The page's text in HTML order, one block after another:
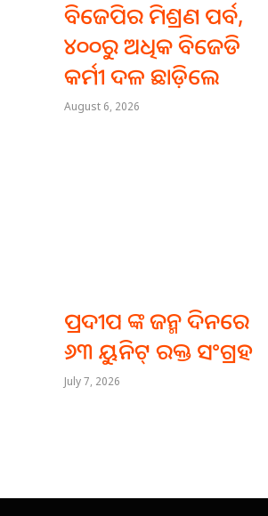
ବିଜେପିର ମିଶ୍ରଣ ପର୍ବ,
୪୦୦ରୁ ଅଧିକ ବିଜେଡି
କର୍ମୀ ଦଳ ଛାଡ଼ିଲେ
August 6, 2026
ପ୍ରଦୀପ ଙ୍କ ଜନ୍ମ ଦିନରେ
୬୩ ୟୁନିଟ୍ ରକ୍ତ ସଂଗ୍ରହ
July 7, 2026